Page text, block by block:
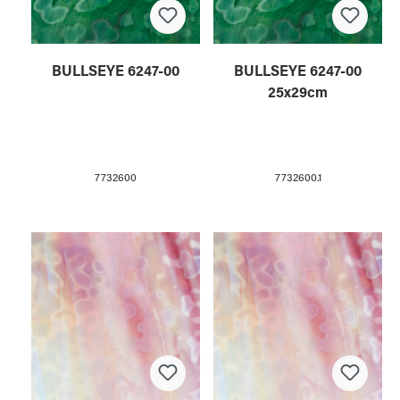
BULLSEYE 6247-00
7732600
BULLSEYE 6247-00
25x29cm
7732600.1